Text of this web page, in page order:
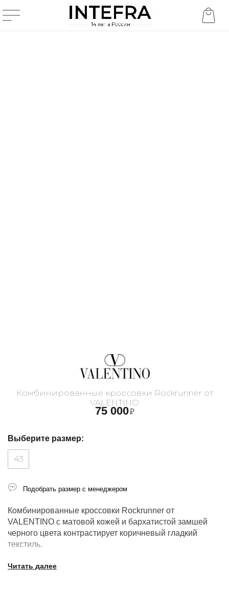
Комбинированные кроссовки Rockrunner от
VALENTINO
75 000₽
Комбинированные кроссовки Rockrunner от
VALENTINO с матовой кожей и бархатистой замшей
черного цвета контрастирует коричневый гладкий
текстиль.
Состав: кожа: 100%; Подошва-полимер: 100%;
Читать далее
Выберите размер:
43
Подобрать размер с менеджером